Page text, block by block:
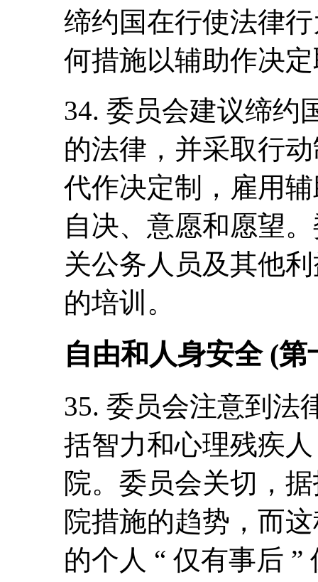
缔约国在行使法律
何措施以辅助作决
34. 委员会建议缔约
的法律，并采取行
代作决定制，雇用
自决、意愿和愿望
关公务人员及其他
的培训。
自由和人身安全 (第
35. 委员会注意到法
括智力和心理残疾
院。委员会关切，
院措施的趋势，而
的个人 “ 仅有事后